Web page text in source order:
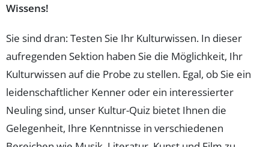
Wissens!
Sie sind dran: Testen Sie Ihr Kulturwissen. In dieser
aufregenden Sektion haben Sie die Möglichkeit, Ihr
Kulturwissen auf die Probe zu stellen. Egal, ob Sie ein
leidenschaftlicher Kenner oder ein interessierter
Neuling sind, unser Kultur-Quiz bietet Ihnen die
Gelegenheit, Ihre Kenntnisse in verschiedenen